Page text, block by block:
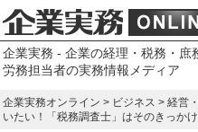
企業実務 - 企業の経理・税務・庶
労務担当者の実務情報メディア
企業実務オンライン > ビジネス > 経営
いたい！「税務調査士」はそのきっかけ